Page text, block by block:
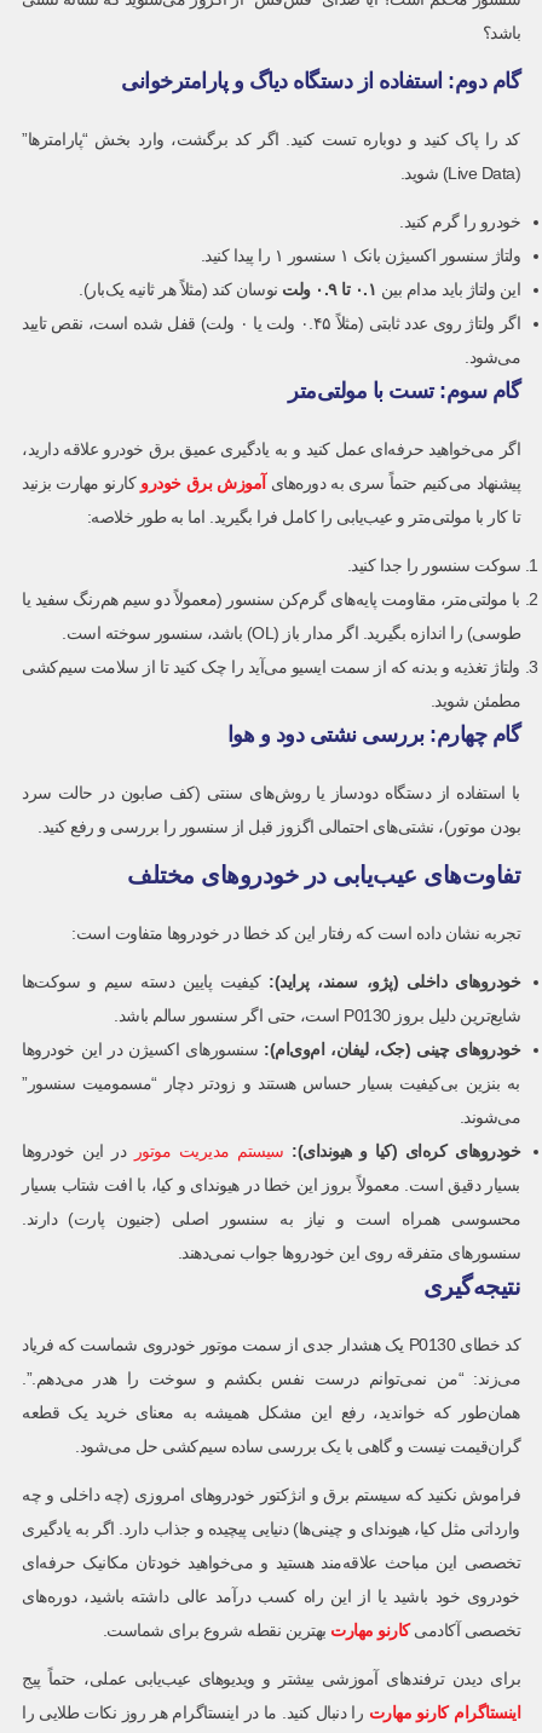
باشد؟
گام دوم: استفاده از دستگاه دیاگ و پارامترخوانی
کد را پاک کنید و دوباره تست کنید. اگر کد برگشت، وارد بخش “پارامترها”
(Live Data) شوید.
خودرو را گرم کنید.
ولتاژ سنسور اکسیژن بانک ۱ سنسور ۱ را پیدا کنید.
این ولتاژ باید مدام بین ۰.۱ تا ۰.۹ ولت
نوسان کند (مثلاً هر ثانیه یک‌بار).
اگر ولتاژ روی عدد ثابتی (مثلاً ۰.۴۵ ولت یا ۰ ولت) قفل شده است، نقص تایید
می‌شود.
گام سوم: تست با مولتی‌متر
اگر می‌خواهید حرفه‌ای عمل کنید و به یادگیری عمیق برق خودرو علاقه دارید،
پیشنهاد می‌کنیم حتماً سری به دوره‌های آموزش برق خودرو کارنو مهارت بزنید
تا کار با مولتی‌متر و عیب‌یابی را کامل فرا بگیرید. اما به طور خلاصه:
سوکت سنسور را جدا کنید.
با مولتی‌متر، مقاومت پایه‌های گرم‌کن سنسور (معمولاً دو سیم هم‌رنگ سفید یا
طوسی) را اندازه بگیرید. اگر مدار باز (OL) باشد، سنسور سوخته است.
ولتاژ تغذیه و بدنه که از سمت ایسیو می‌آید را چک کنید تا از سلامت سیم‌کشی
مطمئن شوید.
گام چهارم: بررسی نشتی دود و هوا
با استفاده از دستگاه دودساز یا روش‌های سنتی (کف صابون در حالت سرد
بودن موتور)، نشتی‌های احتمالی اگزوز قبل از سنسور را بررسی و رفع کنید.
تفاوت‌های عیب‌یابی در خودروهای مختلف
تجربه نشان داده است که رفتار این کد خطا در خودروها متفاوت است:
خودروهای داخلی (پژو، سمند، پراید): کیفیت پایین دسته سیم و سوکت‌ها
شایع‌ترین دلیل بروز P0130 است، حتی اگر سنسور سالم باشد.
خودروهای چینی (جک، لیفان، ام‌وی‌ام): سنسورهای اکسیژن در این خودروها
به بنزین بی‌کیفیت بسیار حساس هستند و زودتر دچار “مسمومیت سنسور”
می‌شوند.
خودروهای کره‌ای (کیا و هیوندای): سیستم مدیریت موتور
در این خودروها
بسیار دقیق است. معمولاً بروز این خطا در هیوندای و کیا، با افت شتاب بسیار
محسوسی همراه است و نیاز به سنسور اصلی (جنیون پارت) دارند.
سنسورهای متفرقه روی این خودروها جواب نمی‌دهند.
نتیجه‌گیری
کد خطای P0130 یک هشدار جدی از سمت موتور خودروی شماست که فریاد
می‌زند: “من نمی‌توانم درست نفس بکشم و سوخت را هدر می‌دهم.”.
همان‌طور که خواندید، رفع این مشکل همیشه به معنای خرید یک قطعه
گران‌قیمت نیست و گاهی با یک بررسی ساده سیم‌کشی حل می‌شود.
فراموش نکنید که سیستم برق و انژکتور خودروهای امروزی (چه داخلی و چه
وارداتی مثل کیا، هیوندای و چینی‌ها) دنیایی پیچیده و جذاب دارد. اگر به یادگیری
تخصصی این مباحث علاقه‌مند هستید و می‌خواهید خودتان مکانیک حرفه‌ای
خودروی خود باشید یا از این راه کسب درآمد عالی داشته باشید، دوره‌های
تخصصی آکادمیکارنو مهارت بهترین نقطه شروع برای شماست.
برای دیدن ترفندهای آموزشی بیشتر و ویدیوهای عیب‌یابی عملی، حتماً پیج
اینستاگرام کارنو مهارت را دنبال کنید. ما در اینستاگرام هر روز نکات طلایی را